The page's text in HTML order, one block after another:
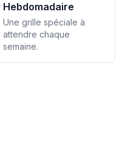
Hebdomadaire
Une grille spéciale à
attendre chaque
semaine.